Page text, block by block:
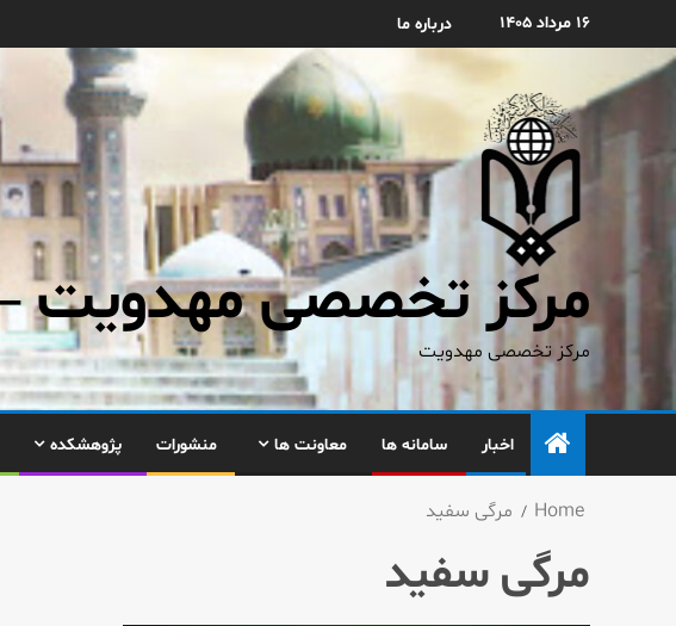
۱۶ مرداد ۱۴۰۵ درباره ما
مرکز تخصصی مهدویت
مرکز تخصصی مهدویت
اخبار سامانه ها معاونت ها منشورات پژوهشکده
Home مرگی سفید
مرگی سفید